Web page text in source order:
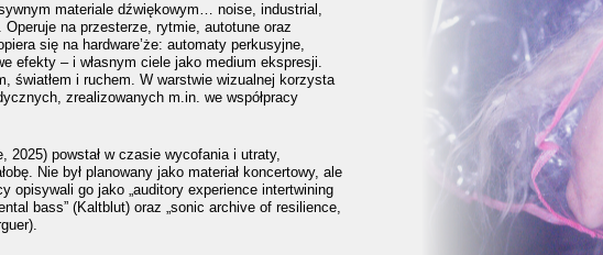
materiale dźwiękowym… noise, industrial,
na przesterze, rytmie, autotune oraz
się na hardware’że: automaty perkusyjne,
efekty – i własnym ciele jako medium ekspresji.
światłem i ruchem. W warstwie wizualnej korzysta
zrealizowanych m.in. we współpracy
2025) powstał w czasie wycofania i utraty,
Nie był planowany jako materiał koncertowy, ale
opisywali go jako „auditory experience intertwining
bass” (Kaltblut) oraz „sonic archive of resilience,